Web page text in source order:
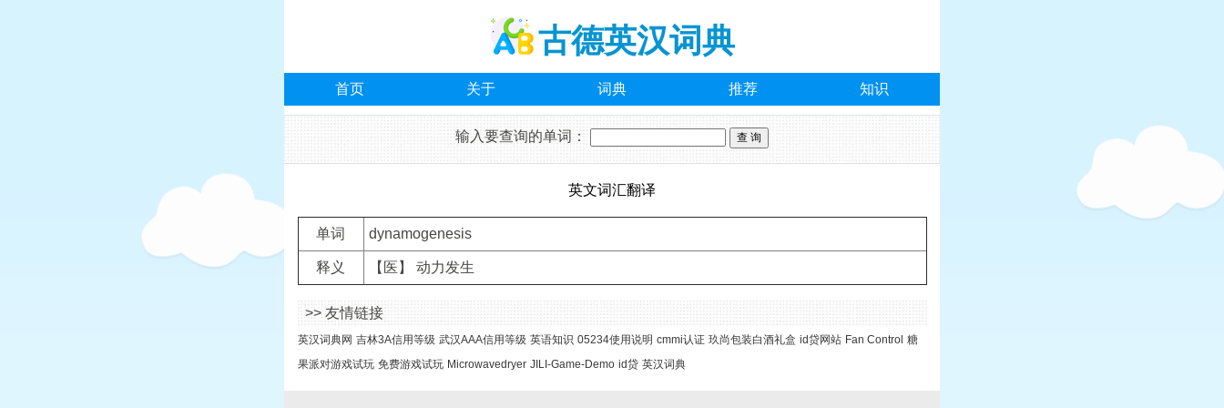
古德英汉词典
首页 关于 词典 推荐 知识
输入要查询的单词：
英文词汇翻译
单词 dynamogenesis
释义 【医】 动力发生
>> 友情链接
英汉词典网 吉林3A信用等级 武汉AAA信用等级 英语知识 05234使用说明 cmmi认证 玖尚包装白酒礼盒 id贷网站 Fan Control 糖
果派对游戏试玩 免费游戏试玩 Microwavedryer JILI-Game-Demo id贷 英汉词典